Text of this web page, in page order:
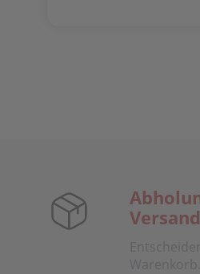
Versand
Warenkorb.